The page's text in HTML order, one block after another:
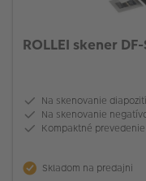
ROLLEI skener
Na skenovanie
Na skenovanie
Skladom na predajni